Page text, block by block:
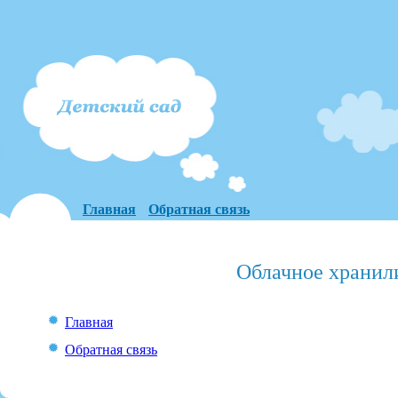
Главная Обратная связь
Облачное
Главная
Обратная связь